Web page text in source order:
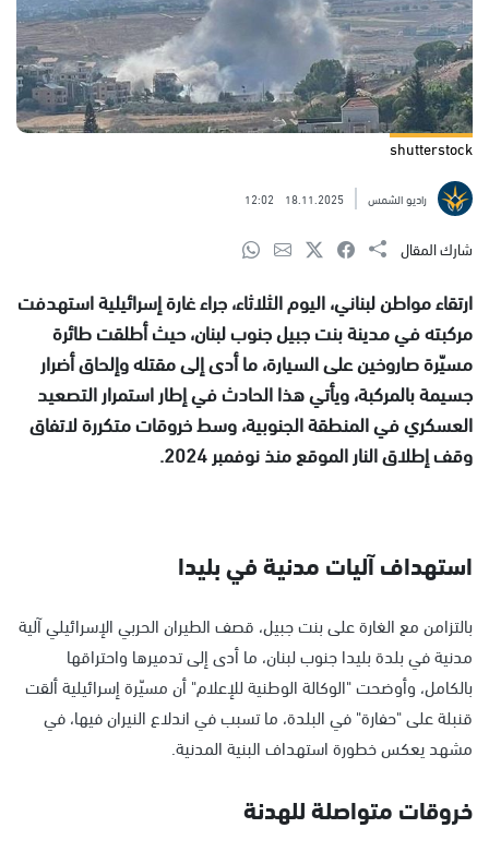
shutterstock
راديو الشمس 18.11.2025
12:02
شارك المقال
ارتقاء مواطن لبناني، اليوم الثلاثاء، جراء غارة إسرائيلية استهدفت
مركبته في مدينة بنت جبيل جنوب لبنان، حيث أطلقت طائرة
مسيّرة صاروخين على السيارة، ما أدى إلى مقتله وإلحاق أضرار
جسيمة بالمركبة، ويأتي هذا الحادث في إطار استمرار التصعيد
العسكري في المنطقة الجنوبية، وسط خروقات متكررة لاتفاق
وقف إطلاق النار الموقع منذ نوفمبر 2024.
استهداف آليات مدنية في بليدا
بالتزامن مع الغارة على بنت جبيل، قصف الطيران الحربي الإسرائيلي آلية
مدنية في بلدة بليدا جنوب لبنان، ما أدى إلى تدميرها واحتراقها
بالكامل، وأوضحت "الوكالة الوطنية للإعلام" أن مسيّرة إسرائيلية ألقت
قنبلة على "حفارة" في البلدة، ما تسبب في اندلاع النيران فيها، في
مشهد يعكس خطورة استهداف البنية المدنية.
خروقات متواصلة للهدنة